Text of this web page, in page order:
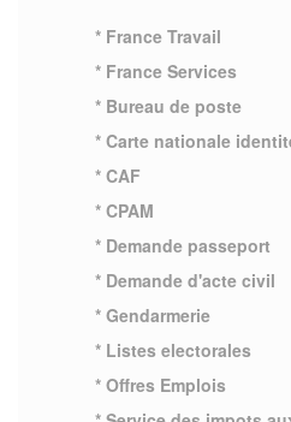
* France Travail
* France Services
* Bureau de poste
* Carte nationale
* CAF
* CPAM
* Demande passeport
* Demande d'acte civil
* Gendarmerie
* Listes electorales
* Offres Emplois